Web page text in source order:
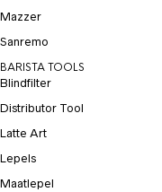
Mazzer
Sanremo
BARISTA TOOLS
Blindfilter
Distributor Tool
Latte Art
Lepels
Maatlepel